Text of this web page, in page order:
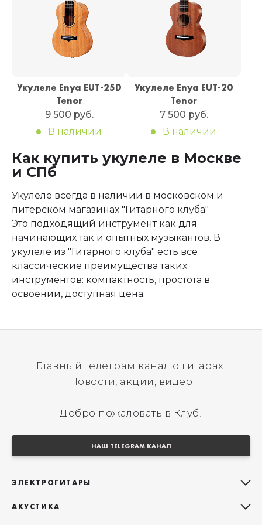
Укулеле Enya EUT-25D
Tenor
9 500 руб.
В наличии
Укулеле Enya EUT-20
Tenor
7 500 руб.
В наличии
Как купить укулеле в Москве
и СПб
Укулеле всегда в наличии в московском и
питерском магазинах "Гитарного клуба"
Это подходящий инструмент как для
начинающих так и опытных музыкантов. В
укулеле из "Гитарного клуба" есть все
классические преимущества таких
инструментов: компактность, простота в
освоении, доступная цена.
Главный телеграм канал о гитарах.
Новости, акции, видео
Добро пожаловать в Клуб!
НАШ TELEGRAM КАНАЛ
ЭЛЕКТРОГИТАРЫ
АКУСТИКА